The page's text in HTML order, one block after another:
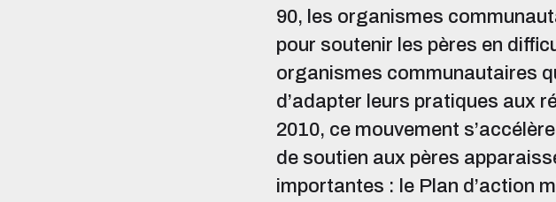
90, les organismes
pour soutenir les pères en
organismes communautaires
d’adapter leurs pratiques aux
2010, ce mouvement
de soutien aux pères
importantes : le Plan d’action